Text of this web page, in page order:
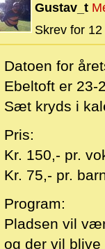
Gustav_t
Skrev for
Datoen for
Ebeltoft er 23-
Sæt kryds i
Pris:
Kr. 150,- pr.
Kr. 75,- pr.
Program:
Pladsen vil
og der vil